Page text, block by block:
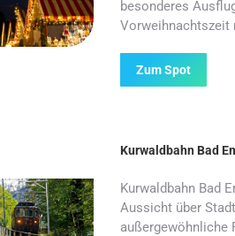
besonderes
Vorweihnachtszeit
Zum Spot
Kurwaldbahn Bad
Kurwaldbahn Bad
Aussicht über
außergewöhnliche